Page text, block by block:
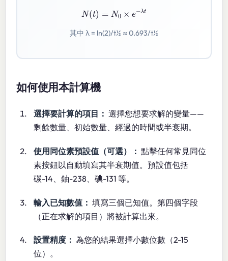
N(t N0× λt
其中 λ = ln(2)/t½ ≈ 0.693/t½
如何使用本計算機
選擇要計算的項目： 選擇您想要求解的變量——
剩餘數量、初始數量、經過的時間或半衰期。
使用同位素預設值（可選）： 點擊任何常見同位
素按鈕以自動填寫其半衰期值。預設值包括
碳-14、鈾-238、碘-131 等。
輸入已知數值： 填寫三個已知值。第四個字段
（正在求解的項目）將被計算出來。
設置精度： 為您的結果選擇小數位數（2-15
位）。